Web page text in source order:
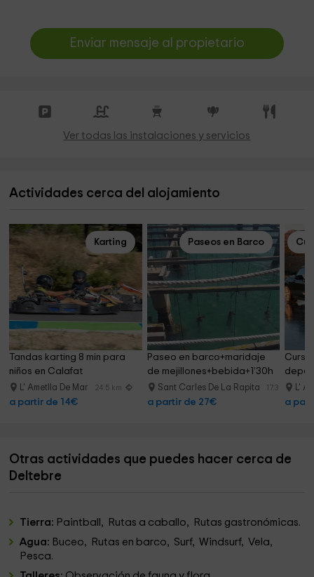
Enviar mensaje al propietario
Ver todas las instalaciones y servicios
Actividades cerca del alojamiento
Karting
Tandas karting 8 min para
niños en Calafat
L' Ametlla De Mar 24.5 km
a partir de 14€
Paseos en Barco
Paseo en barco+maridaje
de mejillones+bebida+1’30h
Sant Carles De La Rapita 17.3 km
a partir de 27€
L'
a
Otras actividades que puedes hacer cerca de
Deltebre
Tierra: Paintball, Rutas a caballo, Rutas gastronómicas.
Agua: Buceo, Rutas en barco, Surf, Windsurf, Vela,
Pesca.